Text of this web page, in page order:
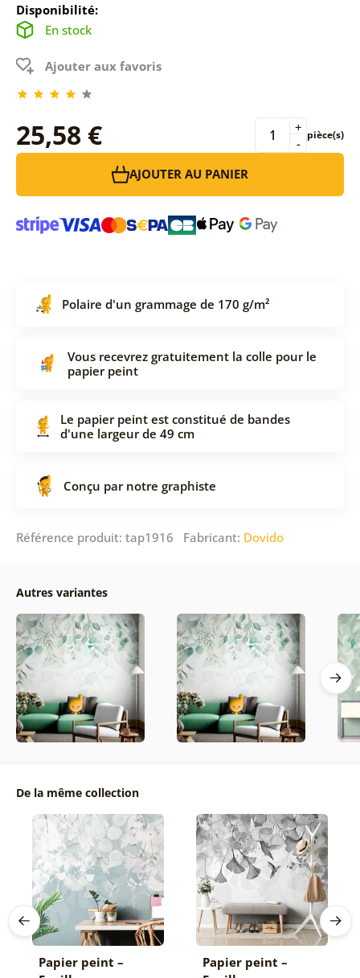
Disponibilité:
En stock
Ajouter aux favoris
25,58 € -
+ pièce(s)
AJOUTER AU PANIER
Polaire d'un grammage de 170 g/m²
Vous recevrez gratuitement la colle pour le
papier peint
Le papier peint est constitué de bandes
d'une largeur de 49 cm
Conçu par notre graphiste
Référence produit: tap1916 Fabricant: Dovido
Autres variantes
De la même collection
Papier peint –
Papier peint –